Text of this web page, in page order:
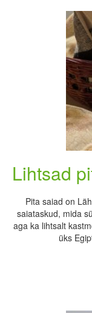
Lihtsad
Pita saiad on
saiataskud, mida
aga ka lihtsalt
üks